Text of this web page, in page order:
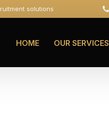
solutions
HOME OUR SERVICES